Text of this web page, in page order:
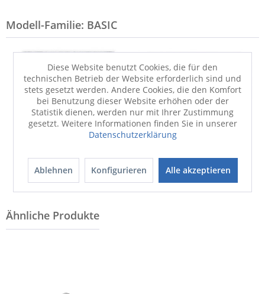
Modell-Familie: BASIC
Badematte
ab 112,37 €
Badematte
ab 102,99 €
Diese Website benutzt Cookies, die für den
technischen Betrieb der Website erforderlich sind und
stets gesetzt werden. Andere Cookies, die den Komfort
bei Benutzung dieser Website erhöhen oder der
Statistik dienen, werden nur mit Ihrer Zustimmung
gesetzt. Weitere Informationen finden Sie in unserer
Datenschutzerklärung
Ablehnen Konfigurieren Alle akzeptieren